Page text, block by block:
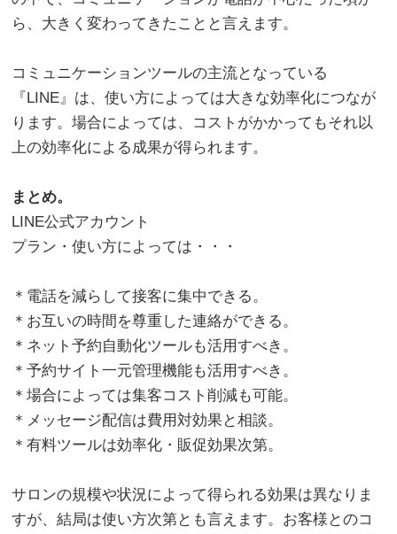
ら、大きく変わってきたことと言えます。
コミュニケーションツールの主流となっている
『LINE』は、使い方によっては大きな効率化につなが
ります。場合によっては、コストがかかってもそれ以
上の効率化による成果が得られます。
まとめ。
LINE公式アカウント
プラン・使い方によっては・・・
＊電話を減らして接客に集中できる。
＊お互いの時間を尊重した連絡ができる。
＊ネット予約自動化ツールも活用すべき。
＊予約サイト一元管理機能も活用すべき。
＊場合によっては集客コスト削減も可能。
＊メッセージ配信は費用対効果と相談。
＊有料ツールは効率化・販促効果次第。
サロンの規模や状況によって得られる効果は異なりま
すが、結局は使い方次第とも言えます。お客様とのコ